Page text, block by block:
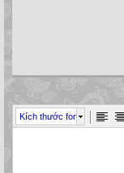
Kích thước font